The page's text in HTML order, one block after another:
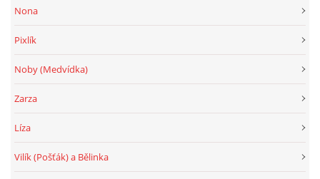
Nona
Pixlík
Noby (Medvídka)
Zarza
Líza
Vilík (Pošťák) a Bělinka